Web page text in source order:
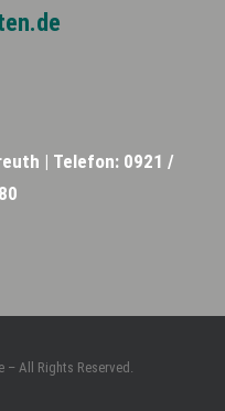
| Telefon: 0921 /
All Rights Reserved.